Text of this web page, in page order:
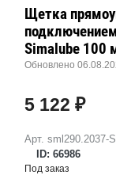
Арт. sml290.2037-
ID: 66986
Щетка
Simalube 100
Обновлено
5 122 ₽
Под заказ